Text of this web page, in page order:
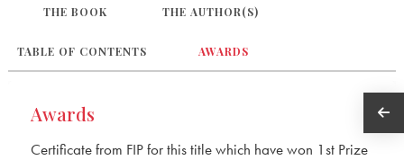
THE BOOK THE AUTHOR(S)
TABLE OF CONTENTS AWARDS
Awards
Certificate from FIP for this title which have won 1st Prize